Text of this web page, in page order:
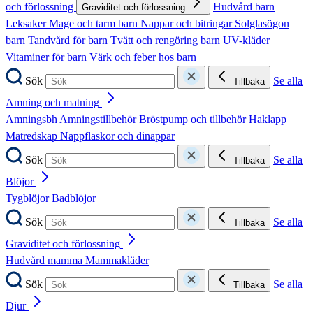
och förlossning
Graviditet och förlossning
Hudvård barn
LeksakerMage och tarm barn Nappar och bitringar Solglasögon
barn Tandvård för barn Tvätt och rengöring barn UV-kläder
Vitaminer för barn Värk och feber hos barn
Sök
Tillbaka
Se alla
Amning och matning
AmningsbhAmningstillbehörBröstpump och tillbehörHaklapp
Matredskap Nappflaskor och dinappar
Sök
Tillbaka
Se alla
Blöjor
TygblöjorBadblöjor
Sök
Tillbaka
Se alla
Graviditet och förlossning
Hudvård mamma Mammakläder
Sök
Tillbaka
Se alla
Djur